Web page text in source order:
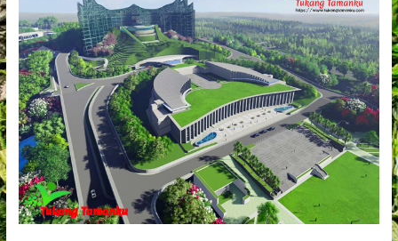
IKN
Nusantara
Solusi
Taman
Impian
Anda